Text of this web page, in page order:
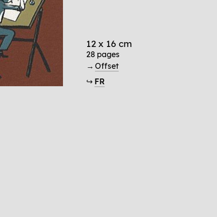
12 x 16 cm
28 pages
→Offset
↪ FR